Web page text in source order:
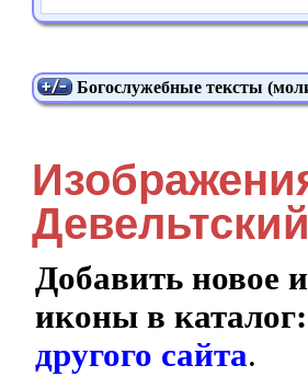
Богослужебные тексты
Добавить новое
иконы в
другого сайта.